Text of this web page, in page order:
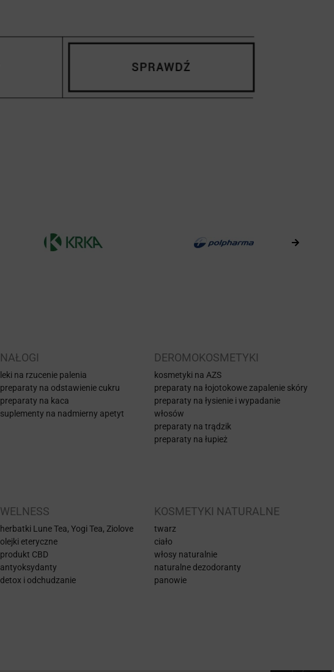
NAŁOGI
leki na rzucenie palenia
preparaty na odstawienie cukru
preparaty na kaca
suplementy na nadmierny apetyt
DEROMOKOSMETYKI
kosmetyki na AZS
preparaty na łojotokowe zapalenie skóry
preparaty na łysienie i wypadanie
włosów
preparaty na trądzik
preparaty na łupież
WELNESS
herbatki Lune Tea, Yogi Tea, Ziolove
olejki eteryczne
produkt CBD
antyoksydanty
detox i odchudzanie
KOSMETYKI NATURALNE
twarz
ciało
włosy naturalnie
naturalne dezodoranty
panowie